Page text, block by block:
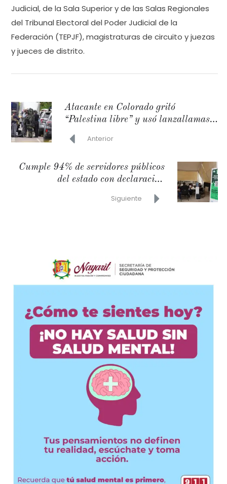
Judicial, de la Sala Superior y de las Salas Regionales
del Tribunal Electoral del Poder Judicial de la
Federación (TEPJF), magistraturas de circuito y juezas
y jueces de distrito.
Atacante en Colorado gritó
“Palestina libre” y usó lanzallamas
Anterior
Cumple 94% de servidores públicos
del estado con declaración
Siguiente